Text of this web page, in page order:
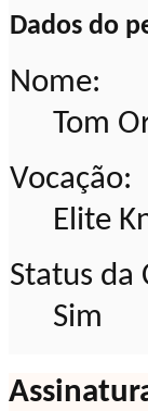
Dados do
Nome:
Tom
Vocação:
Elite
Status da
Sim